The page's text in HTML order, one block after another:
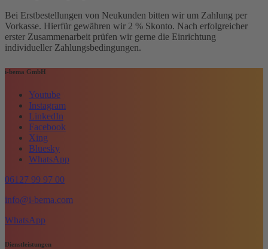
Bei Erstbestellungen von Neukunden bitten wir um Zahlung per
Vorkasse. Hierfür gewähren wir 2 % Skonto. Nach erfolgreicher
erster Zusammenarbeit prüfen wir gerne die Einrichtung
individueller Zahlungsbedingungen.
i-bema GmbH
Youtube
Instagram
LinkedIn
Facebook
Xing
Bluesky
WhatsApp
06127 99 97 00
info@i-bema.com
WhatsApp
Dienstleistungen